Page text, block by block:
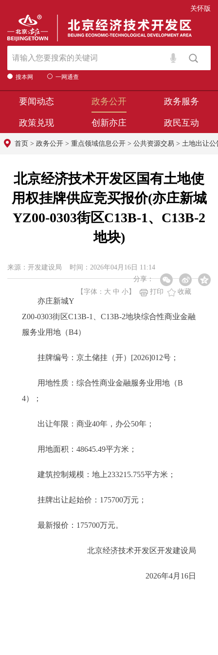
关怀版
搜本网 一网通查
要闻动态 政务公开 政务服务
政策兑现 创新亦庄 政民互动
首页 > 政务公开 > 重点领域信息公开 > 公共资源交易 > 土地出让公
北京经济技术开发区国有土地使
用权挂牌供应竞买报价(亦庄新城
YZ00-0303街区C13B-1、C13B-2
地块)
来源：开发建设局 时间：2026年04月16日 11:14
分享：
【字体： 大 中 小 】 打印 收藏
亦庄新城Y
Z00-0303街区C13B-1、C13B-2地块综合性商业金融
服务业用地（B4）
挂牌编号：京土储挂（开）[2026]012号；
用地性质：综合性商业金融服务业用地（B
4）；
出让年限：商业40年，办公50年；
用地面积：48645.49平方米；
建筑控制规模：地上233215.755平方米；
挂牌出让起始价：175700万元；
最新报价：175700万元。
北京经济技术开发区开发建设局
2026年4月16日